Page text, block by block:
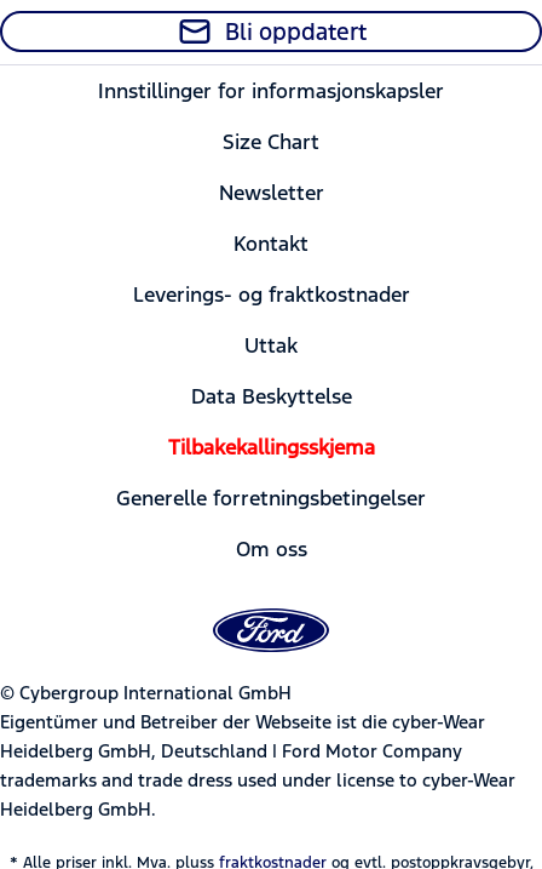
Bli oppdatert
Innstillinger for informasjonskapsler
Size Chart
Newsletter
Kontakt
Leverings- og fraktkostnader
Uttak
Data Beskyttelse
Tilbakekallingsskjema
Generelle forretningsbetingelser
Om oss
© Cybergroup International GmbH
Eigentümer und Betreiber der Webseite ist die cyber-Wear
Heidelberg GmbH, Deutschland | Ford Motor Company
trademarks and trade dress used under license to cyber-Wear
Heidelberg GmbH.
* Alle priser inkl. Mva. pluss fraktkostnaderog evtl. postoppkravsgebyr,